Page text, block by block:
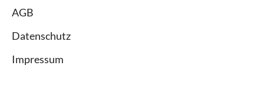
AGB
Datenschutz
Impressum